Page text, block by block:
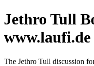
Jethro Tull
www.laufi.de
The Jethro Tull discussion